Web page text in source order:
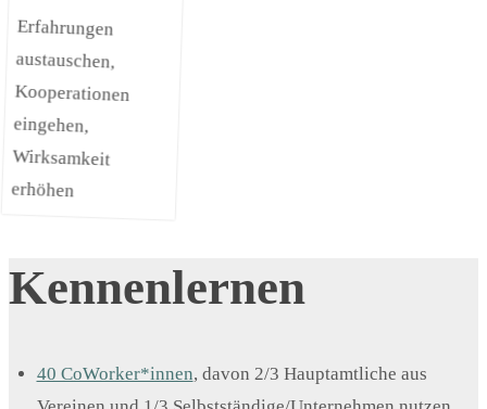
Erfahrungen
austauschen,
Kooperationen
eingehen,
Wirksamkeit
erhöhen
Kennenlernen
40 CoWorker*innen, davon 2/3 Hauptamtliche aus